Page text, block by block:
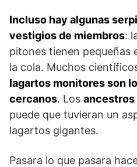
Incluso hay algunas
vestigios de miembros:
pitones tienen pequeñas
la cola. Muchos
lagartos monitores son
cercanos. Los ancestros
puede que tuvieran un
lagartos gigantes.
Pasara lo que pasara